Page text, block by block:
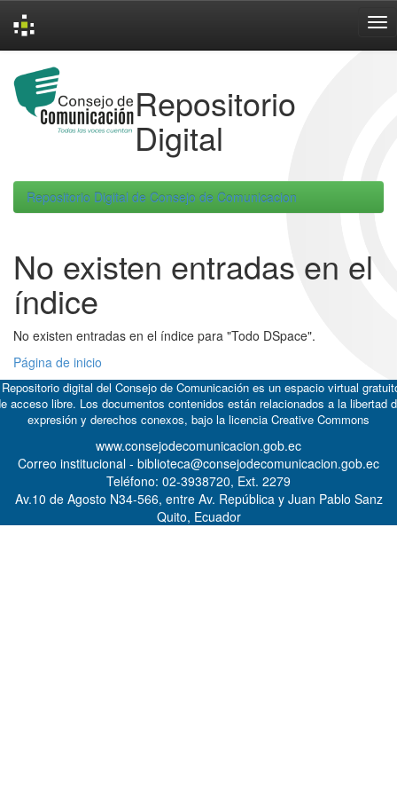
navigation
Repositorio
Digital
Repositorio Digital de Consejo de Comunicacion
No existen entradas en el
índice
No existen entradas en el índice para "Todo DSpace".
Página de inicio
digital del Consejo de Comunicación es un espacio virtual
acceso libre. Los documentos contenidos están relacionados a la libertad
expresión y derechos conexos, bajo la licencia Creative Commons
www.consejodecomunicacion.gob.ec
Correo institucional - biblioteca@consejodecomunicacion.gob.ec
Teléfono: 02-3938720, Ext. 2279
Av.10 de Agosto N34-566, entre Av. República y Juan Pablo Sanz
Quito, Ecuador